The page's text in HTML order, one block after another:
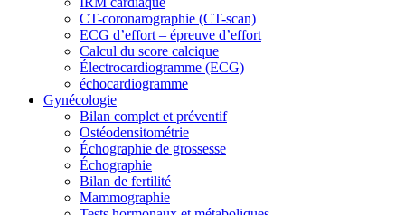
CT-coronarographie (CT-scan)
ECG d’effort – épreuve d’effort
Calcul du score calcique
Électrocardiogramme (ECG)
échocardiogramme
Gynécologie
Bilan complet et préventif
Ostéodensitométrie
Échographie de grossesse
Échographie
Bilan de fertilité
Mammographie